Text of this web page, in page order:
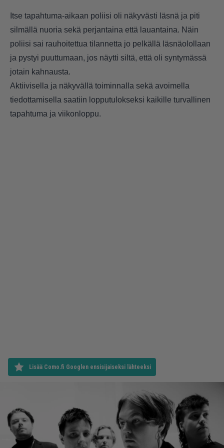
Itse tapahtuma-aikaan poliisi oli näkyvästi läsnä ja piti
silmällä nuoria sekä perjantaina että lauantaina. Näin
poliisi sai rauhoitettua tilannetta jo pelkällä läsnäolollaan
ja pystyi puuttumaan, jos näytti siltä, että oli syntymässä
jotain kahnausta.
Aktiivisella ja näkyvällä toiminnalla sekä avoimella
tiedottamisella saatiin lopputulokseksi kaikille turvallinen
tapahtuma ja viikonloppu.
Lisää Como.fi Googlen ensisijaiseksi lähteeksi